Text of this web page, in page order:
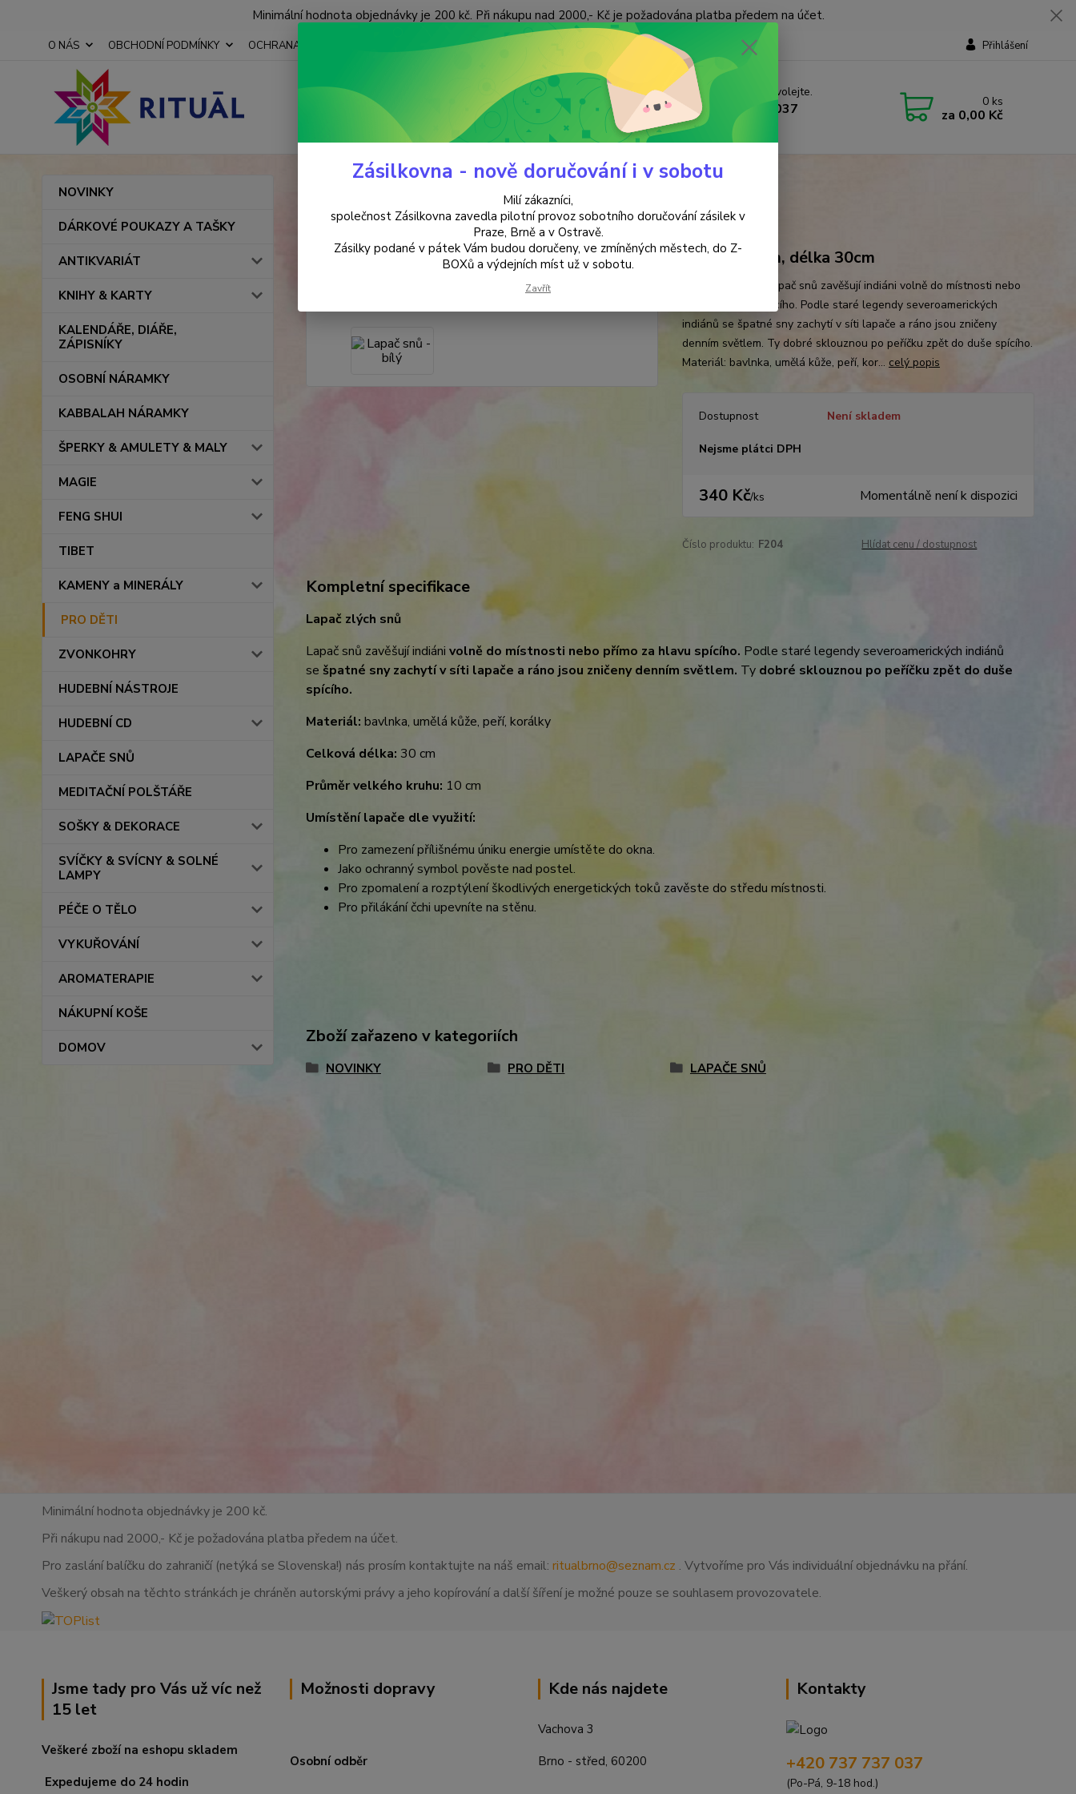
Minimální hodnota objednávky je 200 kč. Při nákupu nad 2000,- Kč je požadována platba předem na účet.
O NÁS OBCHODNÍ PODMÍNKY OCHRANA OSOBNÍCH ÚDAJŮ KONTAKTY Přihlášení
Hledat
Nevíte si rady? Zavolejte.
+420 737 737 037
(Po-Pá, 9-18 hod.)
0 ks
za 0,00 Kč
NOVINKY
DÁRKOVÉ POUKAZY A TAŠKY
ANTIKVARIÁT
KNIHY & KARTY
KALENDÁŘE, DIÁŘE,
ZÁPISNÍKY
OSOBNÍ NÁRAMKY
KABBALAH NÁRAMKY
ŠPERKY & AMULETY & MALY
MAGIE
FENG SHUI
TIBET
KAMENY a MINERÁLY
PRO DĚTI
ZVONKOHRY
HUDEBNÍ NÁSTROJE
HUDEBNÍ CD
LAPAČE SNŮ
MEDITAČNÍ POLŠTÁŘE
SOŠKY & DEKORACE
SVÍČKY & SVÍCNY & SOLNÉ
LAMPY
PÉČE O TĚLO
VYKUŘOVÁNÍ
AROMATERAPIE
NÁKUPNÍ KOŠE
DOMOV
PRO DĚTI Lapač snů - bílý
Lapač snů - bílý
průměr 10cm, délka 30cm
Lapač zlých snů Lapač snů zavěšují indiáni volně do místnosti nebo
přímo za hlavu spícího. Podle staré legendy severoamerických
indiánů se špatné sny zachytí v síti lapače a ráno jsou zničeny
denním světlem. Ty dobré sklouznou po peříčku zpět do duše spícího.
Materiál: bavlnka, umělá kůže, peří, kor... celý popis
Dostupnost Není skladem
Nejsme plátci DPH
340 Kč/ks Momentálně není k dispozici
Číslo produktu: F204 Hlídat cenu / dostupnost
Kompletní specifikace
Lapač zlých snů
Lapač snů zavěšují indiáni volně do místnosti nebo přímo za hlavu spícího. Podle staré legendy severoamerických indiánů
se špatné sny zachytí v síti lapače a ráno jsou zničeny denním světlem. Ty dobré sklouznou po peříčku zpět do duše
spícího.
Materiál: bavlnka, umělá kůže, peří, korálky
Celková délka: 30 cm
Průměr velkého kruhu: 10 cm
Umístění lapače dle využití:
Pro zamezení přílišnému úniku energie umístěte do okna.
Jako ochranný symbol pověste nad postel.
Pro zpomalení a rozptýlení škodlivých energetických toků zavěste do středu místnosti.
Pro přilákání čchi upevníte na stěnu.
Zboží zařazeno v kategoriích
NOVINKY PRO DĚTI LAPAČE SNŮ
Minimální hodnota objednávky je 200 kč.
Při nákupu nad 2000,- Kč je požadována platba předem na účet.
Pro zaslání balíčku do zahraničí (netýká se Slovenska!) nás prosím kontaktujte na náš email: ritualbrno@seznam.cz . Vytvoříme pro Vás individuální objednávku na přání.
Veškerý obsah na těchto stránkách je chráněn autorskými právy a jeho kopírování a další šíření je možné pouze se souhlasem provozovatele.
Jsme tady pro Vás už víc než
15 let
Veškeré zboží na eshopu skladem
Expedujeme do 24 hodin
Možnosti dopravy
Osobní odběr
Kde nás najdete
Vachova 3
Brno - střed, 60200
Kontakty
+420 737 737 037
(Po-Pá, 9-18 hod.)
Zásilkovna - nově doručování i v sobotu
Milí zákazníci,
společnost Zásilkovna zavedla pilotní provoz sobotního doručování zásilek v
Praze, Brně a v Ostravě.
Zásilky podané v pátek Vám budou doručeny, ve zmíněných městech, do Z-
BOXů a výdejních míst už v sobotu.
Zavřít